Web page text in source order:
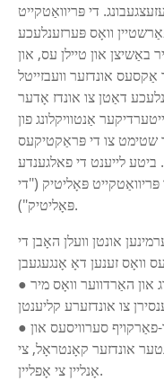
די פּריוואַטקייט
וואָס פּערזענלעכע
באַשיצן און טיילן עס, און
אונדזער וועבזייטל
דאַטן צו אונדז אָדער
אַנטוויקלונג פון
שטימט צו די פּראַקטיקעס
לייענט די פאלגענדע
פּאָליטיק ("די
פּאָליטיק").
אונטן וועלן האָבן די
● די "פּראָדוקטן" אַרייַננעמען די ווייכווארג און האַרדווער וואָס מיר
● די "סערוויסעס" מיינען פּאָסט/נאָך-פאַרקויף סערוויסעס און
אונדזער קאָנטראָל, צי
אָנליין צי אָפליין.